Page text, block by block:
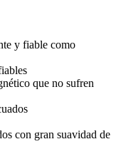
y fiable como
que no sufren
con gran suavidad de